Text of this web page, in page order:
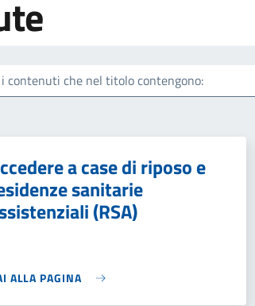
i contenuti che nel titolo contengono:
a case di riposo e
sanitarie
(RSA)
ALLA PAGINA